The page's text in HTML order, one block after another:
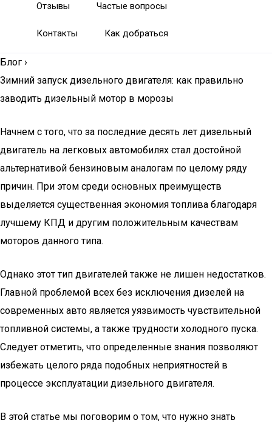
Отзывы Частые вопросы
Контакты Как добраться
Блог ›
Зимний запуск дизельного двигателя: как правильно
заводить дизельный мотор в морозы
Начнем с того, что за последние десять лет дизельный
двигатель на легковых автомобилях стал достойной
альтернативой бензиновым аналогам по целому ряду
причин. При этом среди основных преимуществ
выделяется существенная экономия топлива благодаря
лучшему КПД и другим положительным качествам
моторов данного типа.
Однако этот тип двигателей также не лишен недостатков.
Главной проблемой всех без исключения дизелей на
современных авто является уязвимость чувствительной
топливной системы, а также трудности холодного пуска.
Следует отметить, что определенные знания позволяют
избежать целого ряда подобных неприятностей в
процессе эксплуатации дизельного двигателя.
В этой статье мы поговорим о том, что нужно знать